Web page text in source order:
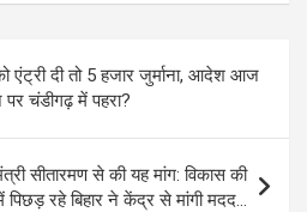
एंट्री दी तो 5 हजार जुर्माना, आदेश आज
चंडीगढ़ में पहरा?
सीतारमण से की यह मांग: विकास की
पिछड़ रहे बिहार ने केंद्र से मांगी मदद…